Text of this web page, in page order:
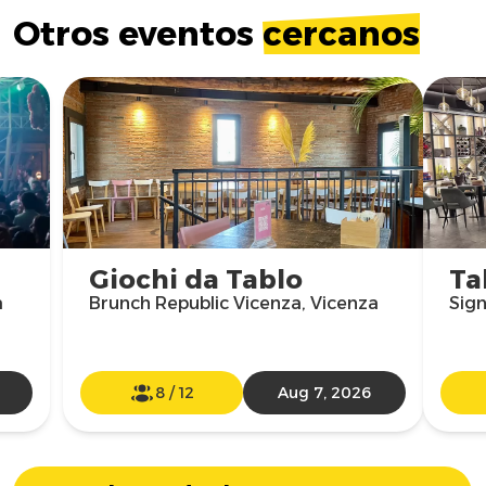
Otros eventos cercanos
Giochi da Tablo
Brunch Republic Vicenza, Vicenza
8 /12 Aug 7, 2026